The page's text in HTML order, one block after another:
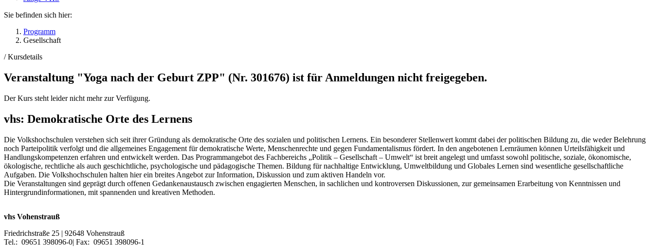
Sie befinden sich hier:
Programm
Gesellschaft
/Kursdetails
Veranstaltung "Yoga nach der Geburt ZPP" (Nr. 301676) ist für Anmeldungen nicht freigegeben.
Der Kurs steht leider nicht mehr zur Verfügung.
vhs: Demokratische Orte des Lernens
Die Volkshochschulen verstehen sich seit ihrer Gründung als demokratische Orte des sozialen und politischen Lernens. Ein besonderer Stellenwert kommt dabei der politischen Bildung zu, die weder Belehrung
noch Parteipolitik verfolgt und die allgemeines Engagement für demokratische Werte, Menschenrechte und gegen Fundamentalismus fördert. In den angebotenen Lernräumen können Urteilsfähigkeit und
Handlungskompetenzen erfahren und entwickelt werden. Das Programmangebot des Fachbereichs „Politik – Gesellschaft – Umwelt“ ist breit angelegt und umfasst sowohl politische, soziale, ökonomische,
ökologische, rechtliche als auch geschichtliche, psychologische und pädagogische Themen. Bildung für nachhaltige Entwicklung, Umweltbildung und Globales Lernen sind wesentliche gesellschaftliche
Aufgaben. Die Volkshochschulen halten hier ein breites Angebot zur Information, Diskussion und zum aktiven Handeln vor.
Die Veranstaltungen sind geprägt durch offenen Gedankenaustausch zwischen engagierten Menschen, in sachlichen und kontroversen Diskussionen, zur gemeinsamen Erarbeitung von Kenntnissen und
Hintergrundinformationen, mit spannenden und kreativen Methoden.
vhs Vohenstrauß
Friedrichstraße 25 | 92648 Vohenstrauß
Tel.: 09651 398096-0| Fax: 09651 398096-1